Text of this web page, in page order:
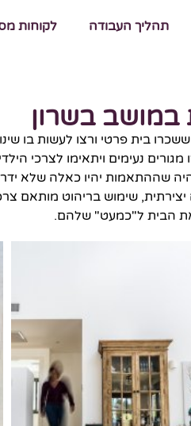
תהליך העבודה לקוחות
במושב בשרון
ששכרו בית פרטי ורצו לעשות בו
מגורים נעימים ויתאימו לצרכי
שההתאמות יהיו כאלה שלא
שימוש בריהוט מותאם
הבית ל"כמעט" שלהם.